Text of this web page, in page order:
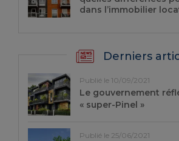
dans l’immobilier
Derniers
Publié le 10/09/2021
Le gouvernement
« super-Pinel »
Publié le 25/06/2021